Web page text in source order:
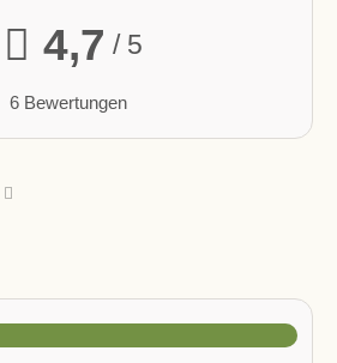
4,7 / 5
6 Bewertungen